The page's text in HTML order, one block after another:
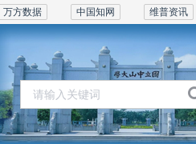
维普资讯
中国知网
万方数据